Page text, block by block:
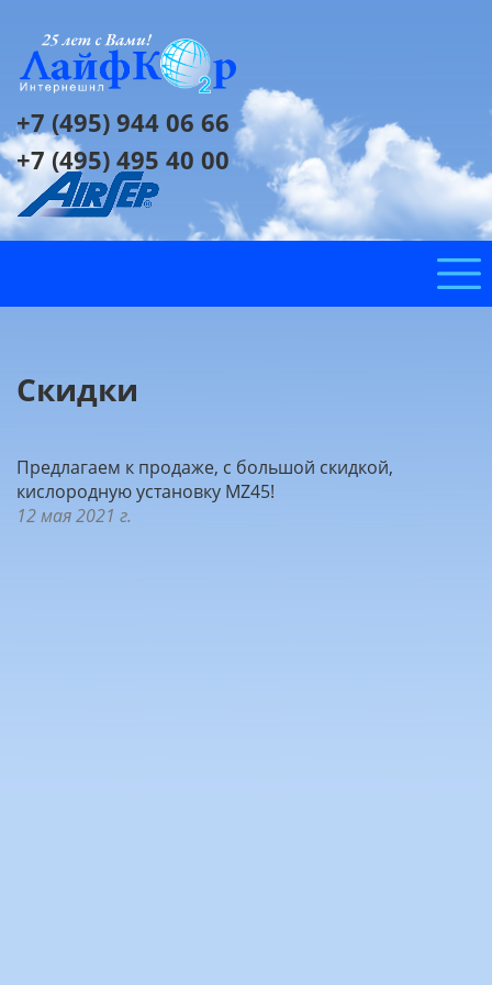
+7 (495) 944 06 66
+7 (495) 495 40 00
Скидки
Предлагаем к продаже, с большой скидкой,
кислородную установку MZ45!
12 мая 2021 г.